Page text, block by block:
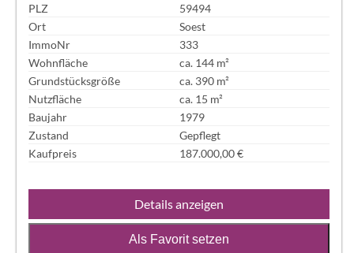
PLZ
59494
Ort
Soest
ImmoNr
333
Wohnfläche
ca. 144 m²
Grundstücksgröße
ca. 390 m²
Nutzfläche
ca. 15 m²
Baujahr
1979
Zustand
Gepflegt
Kaufpreis
187.000,00 €
Details anzeigen
Als Favorit setzen